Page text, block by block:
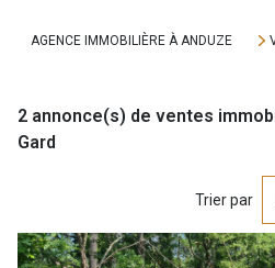
AGENCE IMMOBILIÈRE À ANDUZE
2 annonce(s) de ventes
Gard
Trier par